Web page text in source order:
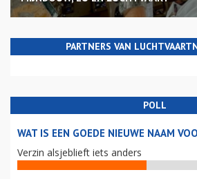
PARTNERS VAN
POLL
WAT IS EEN GOEDE NIEUWE NAAM
Verzin alsjeblieft iets anders